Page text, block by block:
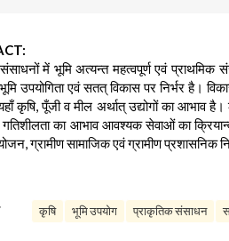
में भूमि अत्यन्त महत्वपूर्ण एवं प्राथमिक
भूमि उपयोगिता एवं सतत् विकास पर निर्भर है।
कृषि, पूँजी व मील अर्थात् उद्योगों का आभाव है।
गतिशीलता का आभाव आवश्यक सेवाओं का
ग्रामीण सामाजिक एवं ग्रामीण
कृषि भूमि उपयोग प्राकृतिक संसाधन